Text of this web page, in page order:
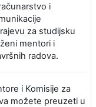
i
za studijsku
mentori i
radova.
i Komisije za
možete preuzeti u